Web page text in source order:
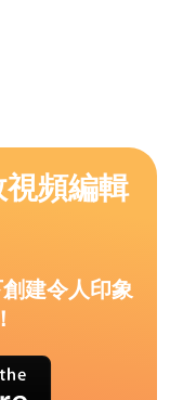
頻編輯
建令人印象